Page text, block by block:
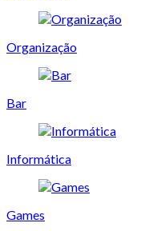
Organização
Bar
Informática
Games